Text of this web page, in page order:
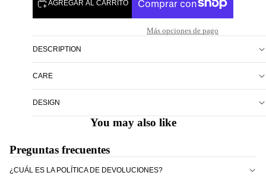
AGREGAR AL CARRITO
Más opciones de pago
DESCRIPTION
CARE
DESIGN
You may also like
Preguntas frecuentes
¿CUÁL ES LA POLÍTICA DE DEVOLUCIONES?